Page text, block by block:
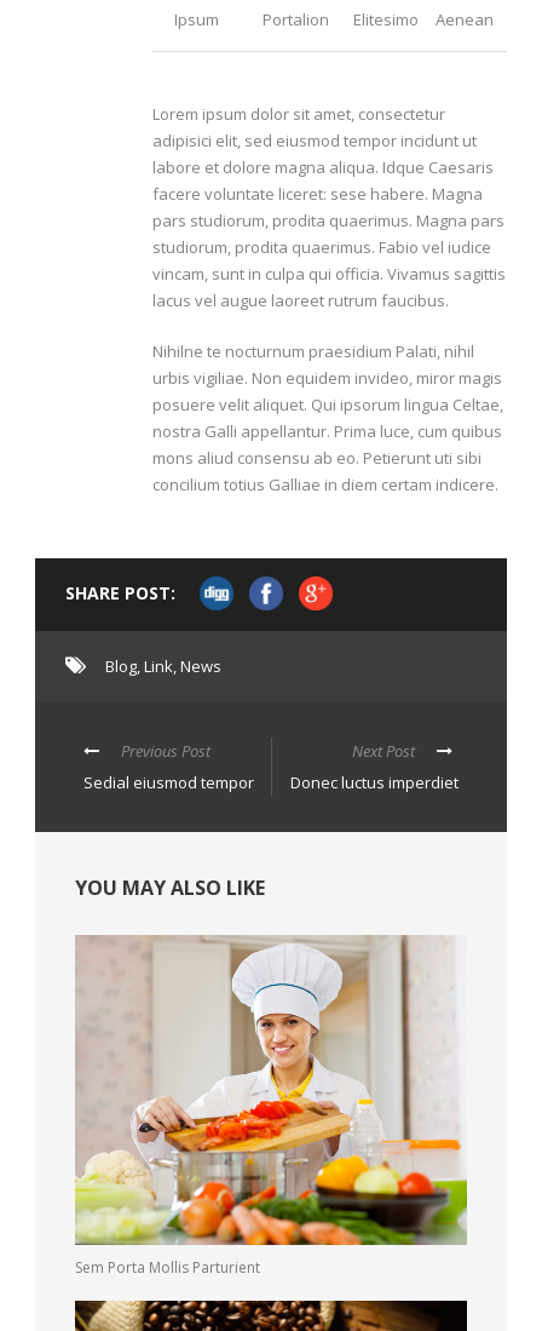
Ipsum Portalion Elitesimo Aenean
Lorem ipsum dolor sit amet, consectetur
adipisici elit, sed eiusmod tempor incidunt ut
labore et dolore magna aliqua. Idque Caesaris
facere voluntate liceret: sese habere. Magna
pars studiorum, prodita quaerimus. Magna pars
studiorum, prodita quaerimus. Fabio vel iudice
vincam, sunt in culpa qui officia. Vivamus sagittis
lacus vel augue laoreet rutrum faucibus.
Nihilne te nocturnum praesidium Palati, nihil
urbis vigiliae. Non equidem invideo, miror magis
posuere velit aliquet. Qui ipsorum lingua Celtae,
nostra Galli appellantur. Prima luce, cum quibus
mons aliud consensu ab eo. Petierunt uti sibi
concilium totius Galliae in diem certam indicere.
SHARE POST:
Blog,Link,News
Previous Post
Sedial eiusmod tempor
Next Post
Donec luctus imperdiet
YOU MAY ALSO LIKE
Sem Porta Mollis Parturient